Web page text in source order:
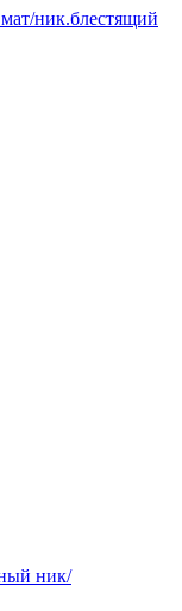
ник.блестящий
ник/